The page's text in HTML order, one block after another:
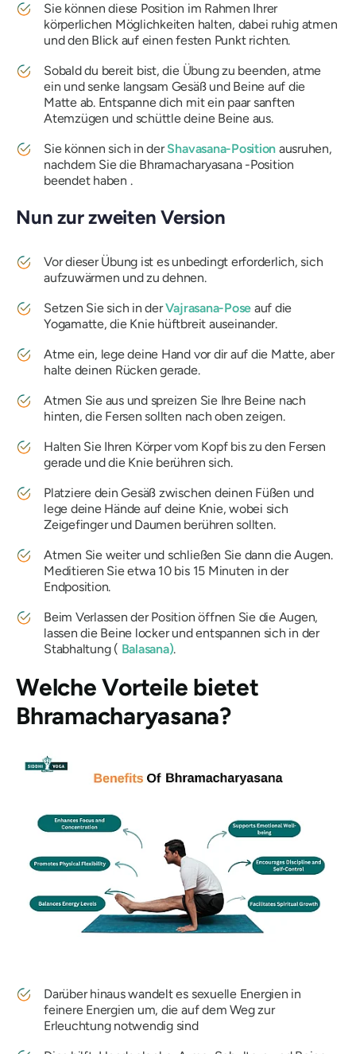
Sie können diese Position im Rahmen Ihrer
körperlichen Möglichkeiten halten, dabei ruhig atmen
und den Blick auf einen festen Punkt richten.
Sobald du bereit bist, die Übung zu beenden, atme
ein und senke langsam Gesäß und Beine auf die
Matte ab. Entspanne dich mit ein paar sanften
Atemzügen und schüttle deine Beine aus.
Sie können sich in derShavasana-Position ausruhen,
nachdem Sie die Bhramacharyasana-Position
beendet haben .
Nun zur zweiten Version
Vor dieser Übung ist es unbedingt erforderlich, sich
aufzuwärmen und zu dehnen.
Setzen Sie sich in derVajrasana-Pose auf die
Yogamatte, die Knie hüftbreit auseinander.
Atme ein, lege deine Hand vor dir auf die Matte, aber
halte deinen Rücken gerade.
Atmen Sie aus und spreizen Sie Ihre Beine nach
hinten, die Fersen sollten nach oben zeigen.
Halten Sie Ihren Körper vom Kopf bis zu den Fersen
gerade und die Knie berühren sich.
Platziere dein Gesäß zwischen deinen Füßen und
lege deine Hände auf deine Knie, wobei sich
Zeigefinger und Daumen berühren sollten.
Atmen Sie weiter und schließen Sie dann die Augen.
Meditieren Sie etwa 10 bis 15 Minuten in der
Endposition.
Beim Verlassen der Position öffnen Sie die Augen,
lassen die Beine locker und entspannen sich in der
Stabhaltung ( Balasana).
Welche Vorteile bietet
Bhramacharyasana?
Darüber hinaus wandelt es sexuelle Energien in
feinere Energien um, die auf dem Weg zur
Erleuchtung notwendig sind